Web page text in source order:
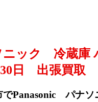
ック 冷蔵庫
日 出張買取
でPanasonic パナソ